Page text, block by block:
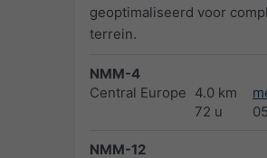
geoptimaliseerd voor
terrein.
NMM-4
Central Europe 4.0 km
72 u
NMM-12